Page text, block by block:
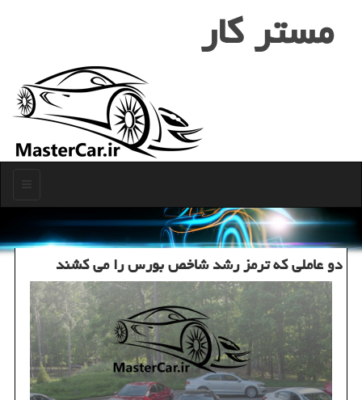
مستر كار
دو عاملی كه ترمز رشد شاخص بورس را می كشند